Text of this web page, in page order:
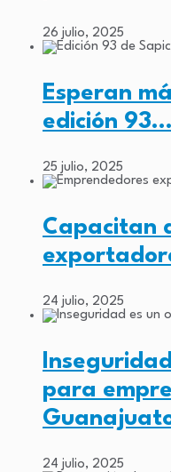
26 julio, 2025
Esperan
edición 93…
25 julio, 2025
Capacitan
24 julio, 2025
para
24 julio, 2025